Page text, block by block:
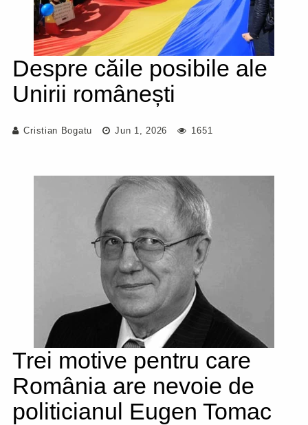
Despre căile posibile ale
Unirii românești
Cristian Bogatu Jun 1, 2026 1651
Trei motive pentru care
România are nevoie de
politicianul Eugen Tomac